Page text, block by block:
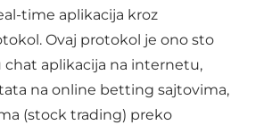
time aplikacija kroz
Ovaj protokol je ono sto
chat aplikacija na internetu,
na online betting sajtovima,
(stock trading) preko